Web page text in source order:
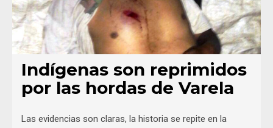
Indígenas son reprimidos
por las hordas de Varela
Las evidencias son claras, la historia se repite en la